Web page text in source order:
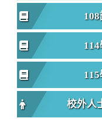
校外人